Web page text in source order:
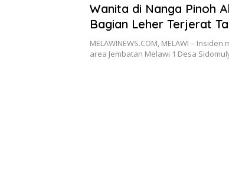
Wanita di Nanga Pinoh
Bagian Leher Terjerat
Jembatan Melawi 1
MELAWINEWS.COM, MELAWI –
area Jembatan Melawi 1 Desa